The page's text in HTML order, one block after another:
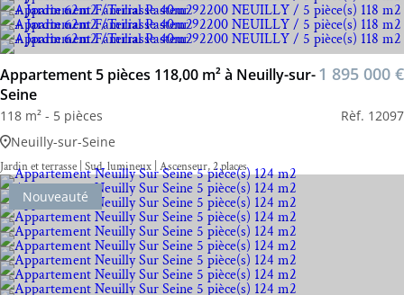
Appartement 5 pièces 118,00 m² à Neuilly-sur-
Seine
1 895 000 €
118 m² - 5 pièces
Rèf. 12097
Neuilly-sur-Seine
Jardin et terrasse | Sud, lumineux | Ascenseur, 2 places
Nouveauté